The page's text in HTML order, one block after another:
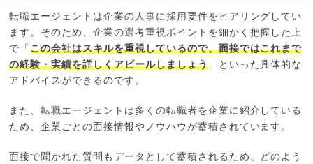
転職エージェントは企業の人事に採用要件をヒアリングしてい
ます。そのため、企業の選考重視ポイントを細かく把握した上
で「この会社はスキルを重視しているので、面接ではこれまで
の経験・実績を詳しくアピールしましょう」といった具体的な
アドバイスができるのです。
また、転職エージェントは多くの転職者を企業に紹介している
ため、企業ごとの面接情報やノウハウが蓄積されています。
面接で聞かれた質問もデータとして蓄積されるため、どのよう